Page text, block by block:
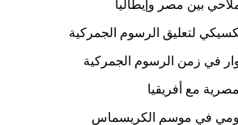
بين مصر وإيطاليا
لتعليق الرسوم الجمركية
في زمن الرسوم الجمركية
مع أفريقيا
في موسم الكريسماس